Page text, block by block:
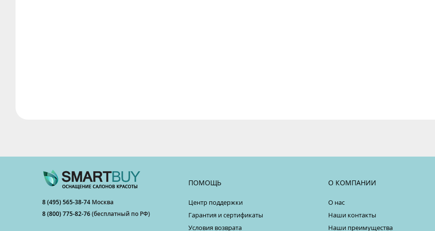
8 (495) 565-38-74 Москва
8 (800) 775-82-76(бесплатный по РФ)
ПОМОЩЬ
Центр поддержки
Гарантия и сертификаты
Условия возврата
О КОМПАНИИ
О нас
Наши контакты
Наши преимущества